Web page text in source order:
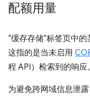
配额用量
“缓存存储”标签页中的
这指的是当未启用
程 API）检索到的响应。
为避免跨网域信息泄